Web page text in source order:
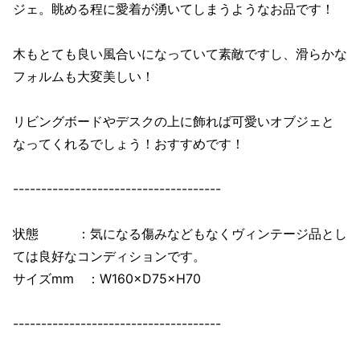
ジェ。眺める程に愛着が湧いてしまうようなお品です！
木もとても良い風合いになっていて素敵ですし、滑らかな
フォルムも大変美しい！
リビングボードやデスクの上に飾れば可愛いオブジェと
なってくれるでしょう！おすすめです！
-------------------------------------
状態 ：気になる傷みなどもなくヴィンテージ品とし
ては良好なコンディションです。
サイズmm ：W160×D75×H70
-------------------------------------